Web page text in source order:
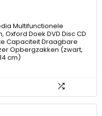
Multifunctionele
Doek DVD Disc CD
Capaciteit Draagbare
Opbergzakken (zwart,
cm)